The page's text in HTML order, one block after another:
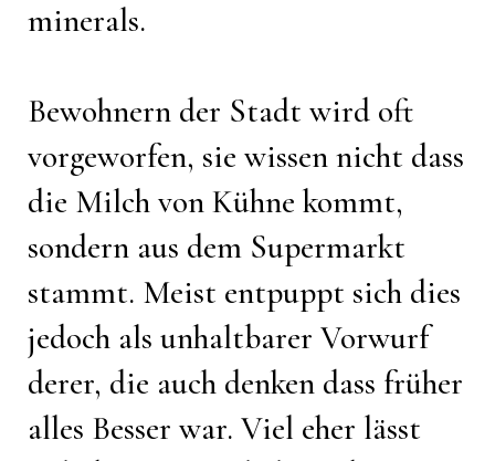
minerals.
Bewohnern der Stadt wird oft
vorgeworfen, sie wissen nicht dass
die Milch von Kühne kommt,
sondern aus dem Supermarkt
stammt. Meist entpuppt sich dies
jedoch als unhaltbarer Vorwurf
derer, die auch denken dass früher
alles Besser war. Viel eher lässt